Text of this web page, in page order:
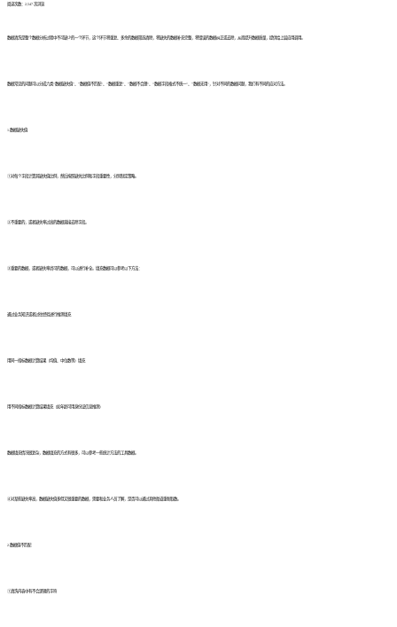
阅读次数：2,547 次浏览
数据清洗是整个数据分析过程中不可缺少的一个环节，这个环节将重复、多余的数据筛选清除，将缺失的数据补充完整，将错误的数据纠正或去除，从而提升数据质量，提供给上层应用调用。
数据常见的问题可以分成六类“数据缺失值”、”数据值不匹配“、“数据重复”、”数据不合理“、“数据字段格式不统一“、”数据无用“，针对不同的数据问题，我们有不同的应对方法。
1.数据缺失值
①对每个字段计算其缺失值比例，然后按照缺失比例和字段重要性，分别制定策略。
②不重要的，或者缺失率过高的数据直接去除字段。
③重要的数据，或者缺失率尚可的数据，可以进行补全。填充数据可以参考以下方法：
通过业务知识或者过往经验进行推测填充
用同一指标数据计算结果（均值、中位数等）填充
用不同指标数据计算结果填充（如年龄可用身份证信息推测）
数据填充情况很复杂，数据填充的方式有很多，可以参考一些统计方法的工具数据。
④对某些缺失率高，数据缺失值多但又很重要的数据，需要和业务人员了解，是否可以通过其他渠道重新取数。
2.数据值不匹配
①清洗内容中有不合逻辑的字符